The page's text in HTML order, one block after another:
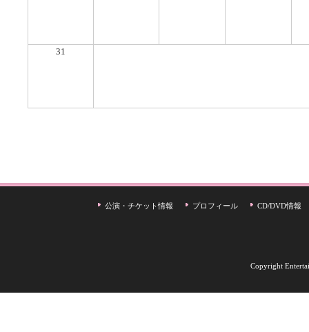
31
公演・チケット情報 プロフィール CD/DVD情報
Copyright